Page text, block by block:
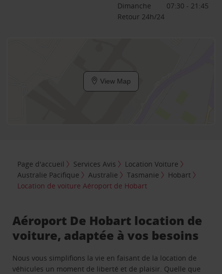
Dimanche
07:30 - 21:45
Retour 24h/24
View Map
Page d'accueil Services Avis
Location Voiture
Australie Pacifique
Australie Tasmanie
Hobart
Location de voiture Aéroport de Hobart
Aéroport De Hobart location de
voiture, adaptée à vos besoins
Nous vous simplifions la vie en faisant de la location de
véhicules un moment de liberté et de plaisir. Quelle que